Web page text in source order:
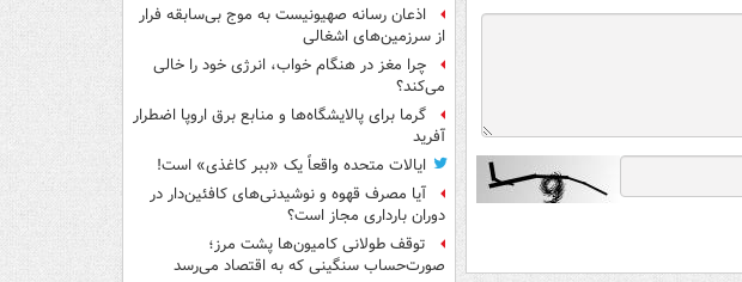
اذعان رسانه صهیونیست به موج بی‌سابقه فرار
از سرزمین‌های اشغالی
چرا مغز در هنگام خواب، انرژی خود را خالی
می‌کند؟
گرما برای پالایشگاه‌ها و منابع برق اروپا اضطرار
آفرید
ایالات متحده واقعاً یک «ببر کاغذی» است!
آیا مصرف قهوه و نوشیدنی‌های کافئین‌دار در
دوران بارداری مجاز است؟
توقف طولانی کامیون‌ها پشت مرز؛
صورت‌حساب سنگینی که به اقتصاد می‌رسد